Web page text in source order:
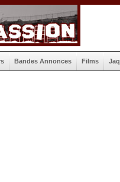
Bandes Annonces Films